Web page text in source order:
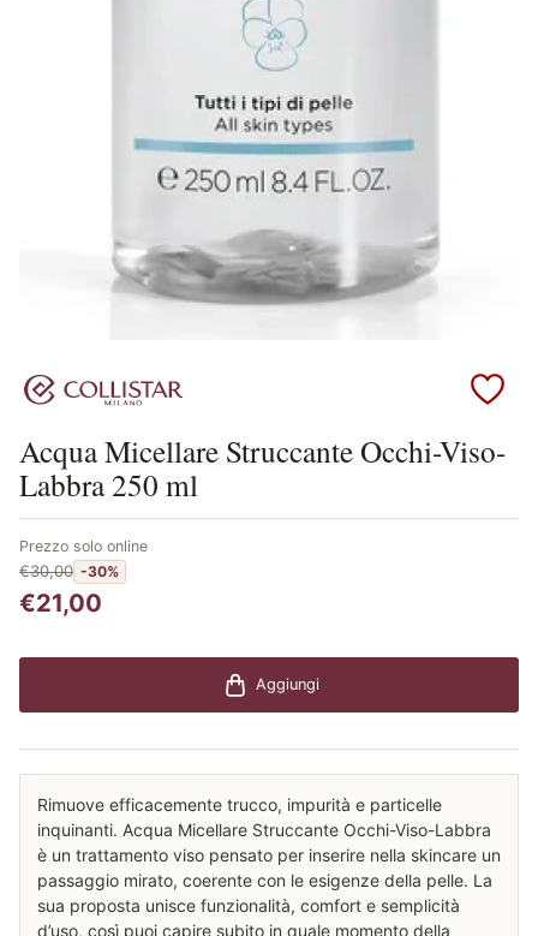
Scopri i prodotti Collistar
Acqua Micellare Struccante Occhi-Viso-
Labbra 250 ml
Prezzo solo online
€30,00 -30%
€21,00
Aggiungi
Rimuove efficacemente trucco, impurità e particelle
inquinanti. Acqua Micellare Struccante Occhi-Viso-Labbra
è un trattamento viso pensato per inserire nella skincare un
passaggio mirato, coerente con le esigenze della pelle. La
sua proposta unisce funzionalità, comfort e semplicità
d’uso, così puoi capire subito in quale momento della